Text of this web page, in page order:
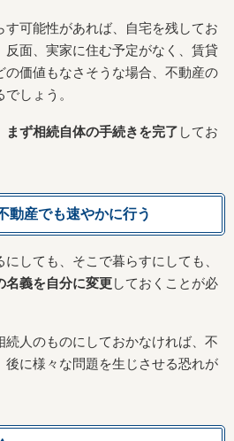
可能性があれば、自宅を残してお
反面、実家に住む予定がなく、賃貸
の価値もなさそうな場合、不動産の
しょう。
まず相続自体の手続きを完了 してお
動産でも速やかに行う
しても、そこで暮らすにしても、
名義を自分に変更しておくことが必
人のものにしておかなければ、不
後に様々な問題を生じさせる恐れが